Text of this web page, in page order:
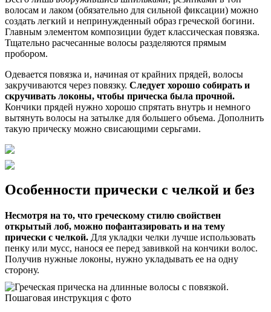
волосам и лаком (обязательно для сильной фиксации) можно
создать легкий и непринужденный образ греческой богини.
Главным элементом композиции будет классическая повязка.
Тщательно расчесанные волосы разделяются прямым
пробором.
Одевается повязка и, начиная от крайних прядей, волосы
закручиваются через повязку. Следует хорошо собирать и
скручивать локоны, чтобы прическа была прочной.
Кончики прядей нужно хорошо спрятать внутрь и немного
вытянуть волосы на затылке для большего объема. Дополнить
такую прическу можно свисающими серьгами.
Особенности прически с челкой и без
Несмотря на то, что греческому стилю свойствен
открытый лоб, можно пофантазировать и на тему
прически с челкой. Для укладки челки лучше использовать
пенку или мусс, нанося ее перед завивкой на кончики волос.
Получив нужные локоны, нужно укладывать ее на одну
сторону.